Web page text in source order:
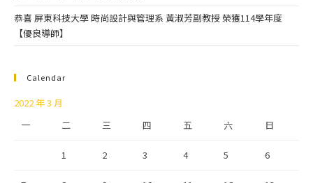
恭喜 屏東科技大學 時尚設計與管理系 黃淑芳副教授 榮獲114學年度
【優良導師】
Calendar
2022 年 3 月
一
二 三 四 五 六 日
1 2 3 4 5 6